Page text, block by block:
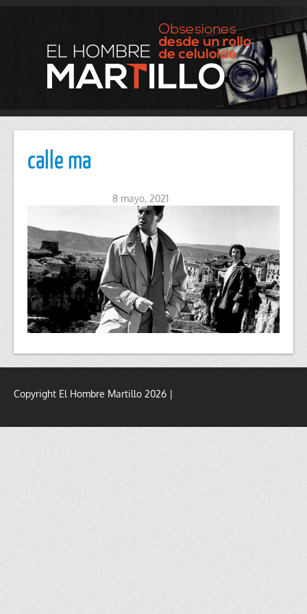
calle ma
8 mayo, 2021
Copyright El Hombre Martillo 2026 |